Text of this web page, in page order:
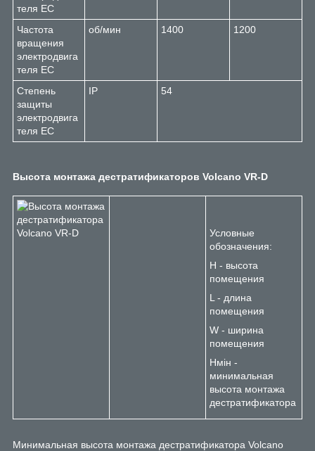
теля EC
Частота
вращения
электродвига
теля EC
об/мин 1400 1200
Степень
защиты
электродвига
теля EC
IP 54
Высота монтажа дестратификаторов Volcano VR-D
Условные
обозначения:
Н - высота
помещения
L - длина
помещения
W - ширина
помещения
Нмін -
минимальная
высота монтажа
дестратификатора
Минимальная высота монтажа дестратификатора Volcano